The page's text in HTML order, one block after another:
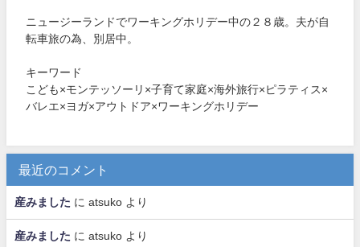
ニュージーランドでワーキングホリデー中の２８歳。夫が自
転車旅の為、別居中。
キーワード
こども×モンテッソーリ×子育て家庭×海外旅行×ピラティス×
バレエ×ヨガ×アウトドア×ワーキングホリデー
最近のコメント
産みました に atsuko より
産みました に atsuko より